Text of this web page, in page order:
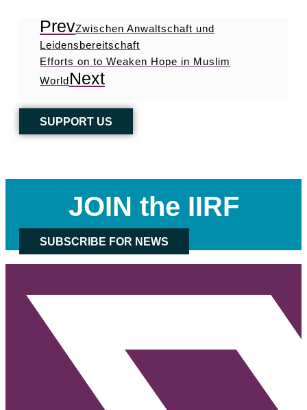
PrevZwischen Anwaltschaft und
Leidensbereitschaft
Efforts on to Weaken Hope in Muslim
WorldNext
SUPPORT US
JOIN the IIRF
SUBSCRIBE FOR NEWS